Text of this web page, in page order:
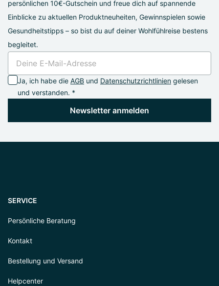
persönlichen 10€-Gutschein und freue dich auf spannende
Einblicke zu aktuellen Produktneuheiten, Gewinnspielen sowie
Gesundheitstipps – so bist du auf deiner Wohlfühlreise bestens
begleitet.
Ja, ich habe die AGB und Datenschutzrichtlinien gelesen
und verstanden. *
Newsletter anmelden
SERVICE
Persönliche Beratung
Kontakt
Bestellung und Versand
Helpcenter